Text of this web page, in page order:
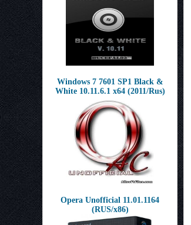
Windows 7 7601 SP1 Black &
White 10.11.6.1 x64 (2011/Rus)
Opera Unofficial 11.01.1164
(RUS/x86)